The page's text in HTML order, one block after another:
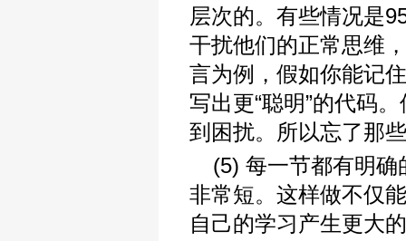
层次的。有些情况是
干扰他们的正常思维
言为例，假如你能记
写出更“聪明”的代码
到困扰。所以忘了那
(5) 每一节都有明
非常短。这样做不仅
自己的学习产生更大